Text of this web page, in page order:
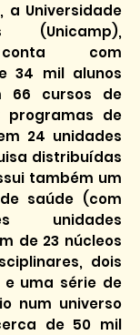
a Universidade
(Unicamp),
com
34 mil alunos
66 cursos de
programas de
24 unidades
distribuídas
também um
saúde (com
unidades
de 23 núcleos
dois
e uma série de
num universo
de 50 mil